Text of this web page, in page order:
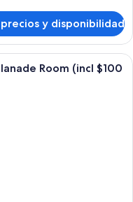
y disponibilidad
de hotel con una cama
Room (incl $100